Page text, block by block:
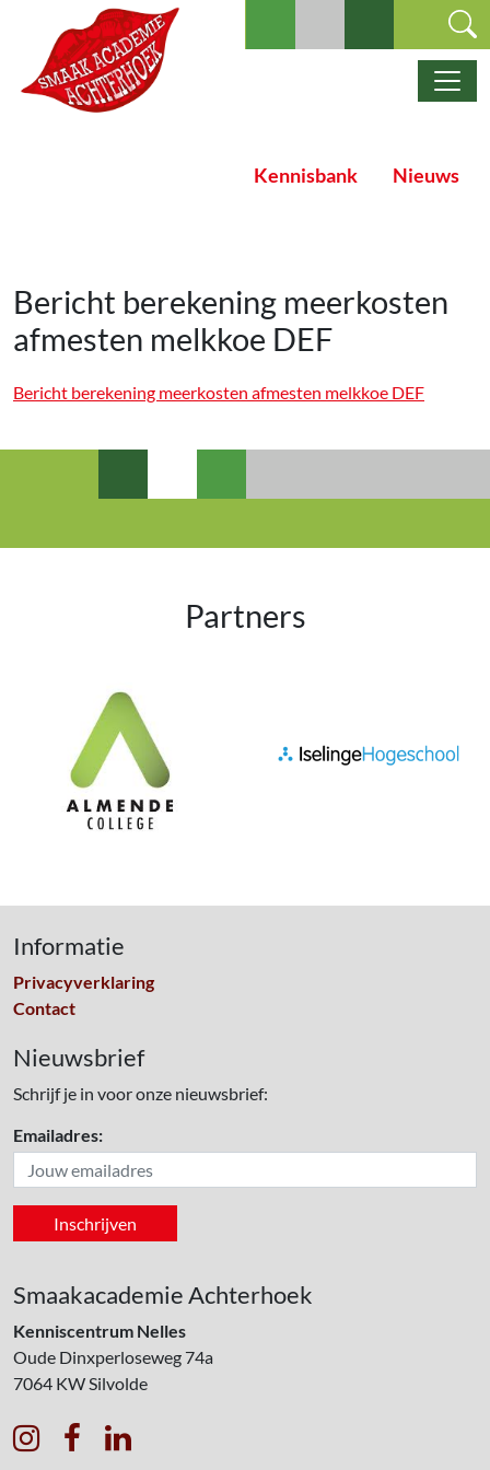
Ga naar de inhoud
Hoofdnavigatie
Kennisbank Nieuws
Bericht berekening meerkosten
afmesten melkkoe DEF
Bericht berekening meerkosten afmesten melkkoe DEF
Partners
Informatie
Privacyverklaring
Contact
Nieuwsbrief
Schrijf je in voor onze nieuwsbrief:
Emailadres:
Smaakacademie Achterhoek
Kenniscentrum Nelles
Oude Dinxperloseweg 74a
7064 KWSilvolde
  